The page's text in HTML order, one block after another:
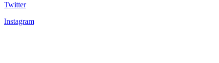
Twitter
Instagram